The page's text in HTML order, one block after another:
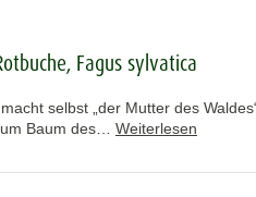
Fagus sylvatica
selbst „der Mutter des
Baum des… Weiterlesen